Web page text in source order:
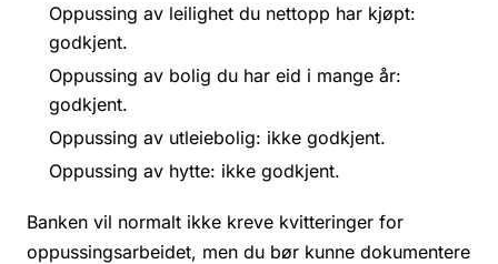
Oppussing av leilighet du nettopp har kjøpt:
godkjent.
Oppussing av bolig du har eid i mange år:
godkjent.
Oppussing av utleiebolig: ikke godkjent.
Oppussing av hytte: ikke godkjent.
Banken vil normalt ikke kreve kvitteringer for
oppussingsarbeidet, men du bør kunne dokumentere